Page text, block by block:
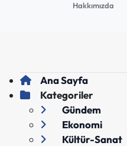
Hakkımızda
Ana Sayfa
Kategoriler
Gündem
Ekonomi
Kültür-Sanat